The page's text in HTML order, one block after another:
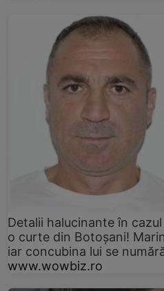
Detalii halucinante în
o curte din Botoșani!
iar concubina lui se
www.wowbiz.ro